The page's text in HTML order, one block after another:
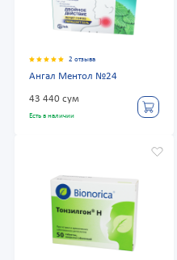
2 отзыва
Ангал Ментол №24
43 440 сум
Есть в наличии